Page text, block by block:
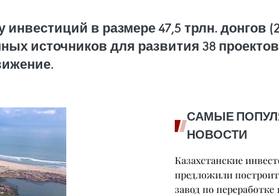
в размере 47,5 трлн. донгов
источников для развития 38
САМЫЕ
НОВОСТИ
Казахстанские
предложили
завод по переработке